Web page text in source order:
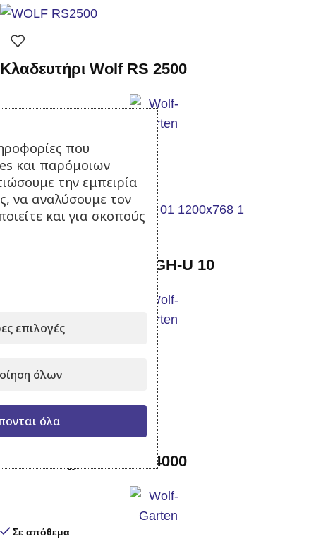
Κλαδευτήρι Wolf RS 2500
19,90 € με Φ.Π.Α.
Προσθήκη στο καλάθι
Γάντια κήπου WOLF GH-U 10
Σε απόθεμα
Προσθήκη στο καλάθι
Κλαδευτήρι Wolf RS 4000
Σε απόθεμα
που
και παρόμοιων
την εμπειρία
να αναλύσουμε τον
και για σκοπούς
επιλογές
όλων
όλα